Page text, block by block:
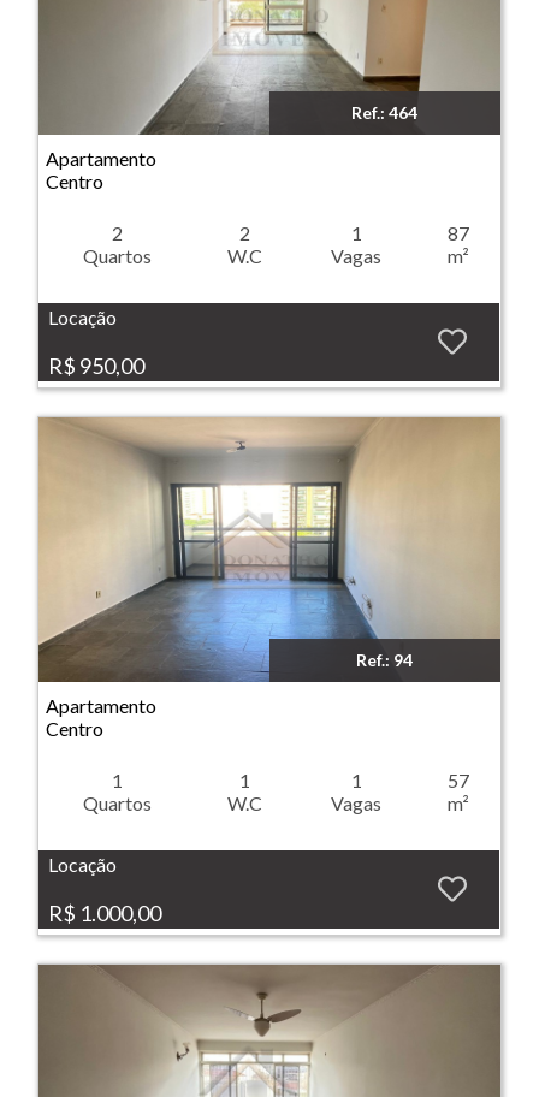
Imóvel: Apartamento - Centro - Ribeirão Preto Ref.: 464
Apartamento
Centro
2
Quartos
2
W.C
1
Vagas
87
m²
Locação
R$ 950,00
Imóvel: Apartamento - Centro - Ribeirão Preto Ref.: 94
Apartamento
Centro
1
Quartos
1
W.C
1
Vagas
57
m²
Locação
R$ 1.000,00